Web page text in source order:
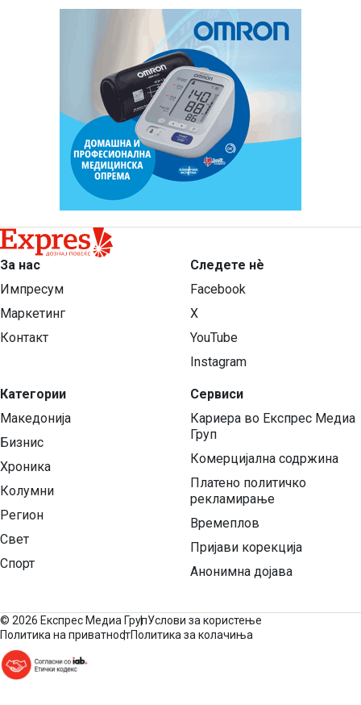
За нас
Импресум
Маркетинг
Контакт
Категории
Македонија
Бизнис
Хроника
Колумни
Регион
Свет
Спорт
Следете нѐ
Facebook
X
YouTube
Instagram
Сервиси
Кариера во Експрес Медиа
Груп
Комерцијална содржина
Платено политичко
рекламирање
Времеплов
Пријави корекција
Анонимна дојава
© 2026 Експрес Медиа ГрупУслови за користење
Политика на приватностПолитика за колачиња